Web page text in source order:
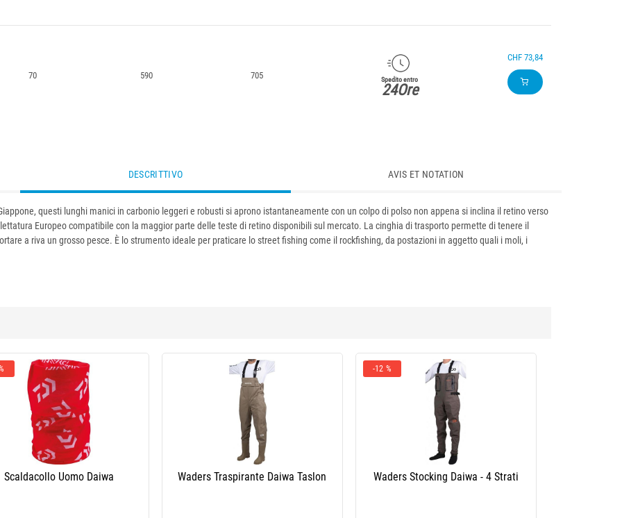
70 590 705 Spedito entro
24Ore
CHF 73,84
DESCRITTIVO AVIS ET NOTATION
questi lunghi manici in carbonio leggeri e robusti si aprono istantaneamente con un colpo di polso non appena si inclina il retino verso
Europeo compatibile con la maggior parte delle teste di retino disponibili sul mercato. La cinghia di trasporto permette di tenere il
a riva un grosso pesce. È lo strumento ideale per praticare lo street fishing come il rockfishing, da postazioni in aggetto quali i moli, i
Scaldacollo Uomo Daiwa Waders Traspirante Daiwa Taslon
-12 %
Waders Stocking Daiwa - 4 Strati